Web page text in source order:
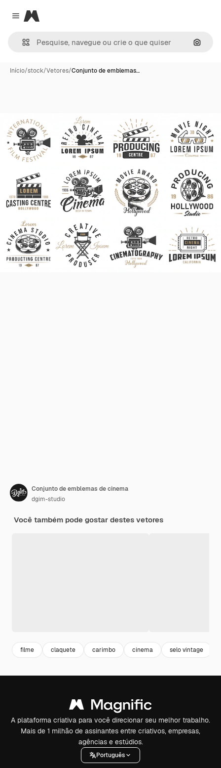
Close menu
Magnific
Início/stock/Vetores/Conjunto de emblemas…
Conjunto de emblemas de cinema
dgim-studio
Você também pode gostar destes vetores
filme claquete carimbo cinema selo vintage
A plataforma criativa para você direcionar seu melhor trabalho.
Mais de 1 milhão de assinantes entre criativos, empresas,
agências e estúdios.
Português